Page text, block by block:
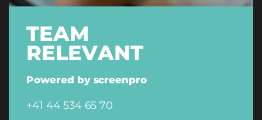
TEAM
RELEVANT
Powered by screenpro
+41 44 534 65 70